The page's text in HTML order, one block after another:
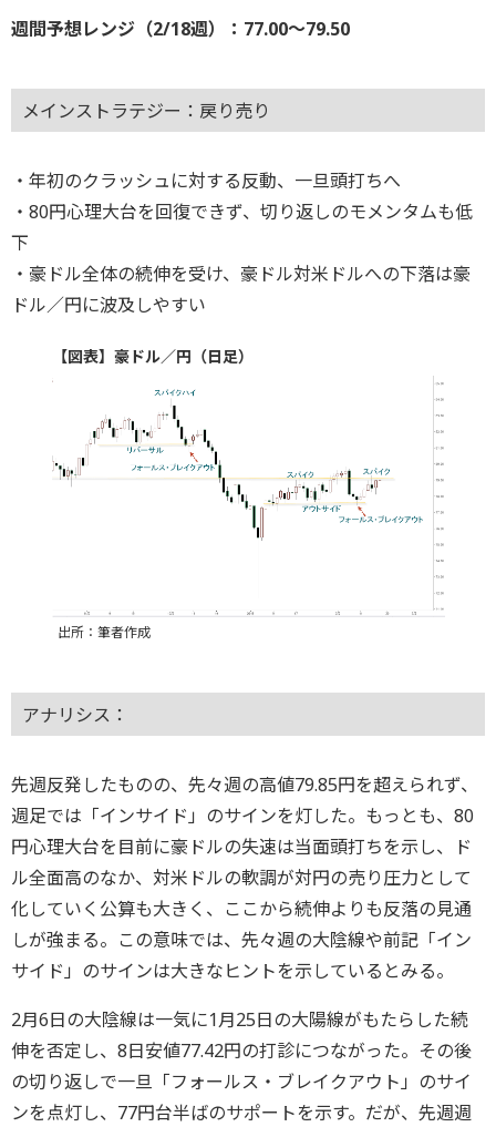
週間予想レンジ（2/18週）：77.00～79.50
メインストラテジー：戻り売り
・年初のクラッシュに対する反動、一旦頭打ちへ
・80円心理大台を回復できず、切り返しのモメンタムも低
下
・豪ドル全体の続伸を受け、豪ドル対米ドルへの下落は豪
ドル／円に波及しやすい
【図表】豪ドル／円（日足）
出所：筆者作成
アナリシス：
先週反発したものの、先々週の高値79.85円を超えられず、
週足では「インサイド」のサインを灯した。もっとも、80
円心理大台を目前に豪ドルの失速は当面頭打ちを示し、ド
ル全面高のなか、対米ドルの軟調が対円の売り圧力として
化していく公算も大きく、ここから続伸よりも反落の見通
しが強まる。この意味では、先々週の大陰線や前記「イン
サイド」のサインは大きなヒントを示しているとみる。
2月6日の大陰線は一気に1月25日の大陽線がもたらした続
伸を否定し、8日安値77.42円の打診につながった。その後
の切り返しで一旦「フォールス・ブレイクアウト」のサイ
ンを点灯し、77円台半ばのサポートを示す。だが、先週週